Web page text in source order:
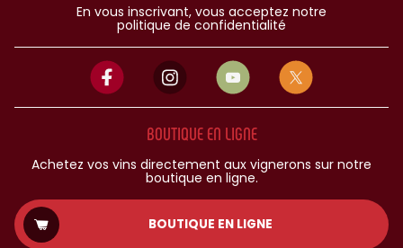
En vous inscrivant, vous acceptez notre
politique de confidentialité
BOUTIQUE EN LIGNE
Achetez vos vins directement aux vignerons sur notre
boutique en ligne.
BOUTIQUE EN LIGNE